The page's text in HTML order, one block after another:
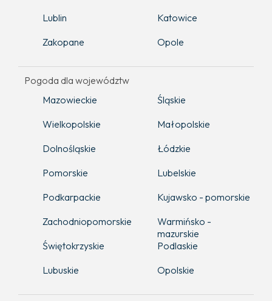
Lublin
Katowice
Zakopane
Opole
Pogoda dla województw
Mazowieckie
Śląskie
Wielkopolskie
Małopolskie
Dolnośląskie
Łódzkie
Pomorskie
Lubelskie
Podkarpackie
Kujawsko - pomorskie
Zachodniopomorskie
Warmińsko -
mazurskie
Świętokrzyskie
Podlaskie
Lubuskie
Opolskie